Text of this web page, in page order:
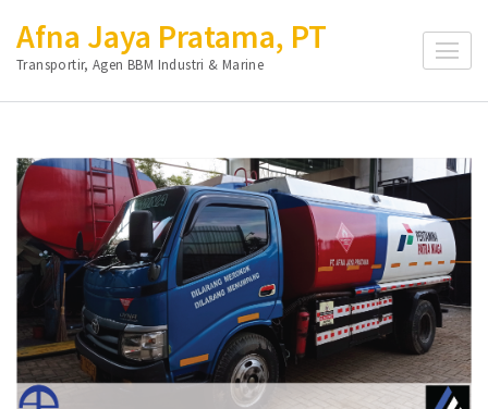
ke
konten
(Tekan
Afna Jaya Pratama, PT
Transportir, Agen BBM Industri & Marine